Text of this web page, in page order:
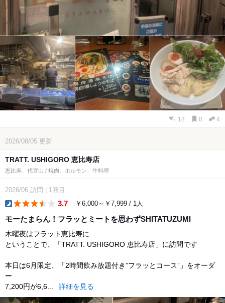
18 0 4
2026/08/05 更新
TRATT. USHIGORO 恵比寿店
恵比寿、代官山 / 焼肉、ホルモン、牛料理
2026/06 訪問 1回目
3.7 ￥6,000～￥7,999 / 1人
モーたまらん！フラッとミートを思わずSHITATUZUMI
木曜夜はフラット恵比寿に
ということで、「TRATT. USHIGORO 恵比寿店」に訪問です
本日は6月限定、「2時間飲み放題付き”フラッとコース”」をオーダ
ー
7,200円が6,6...
詳細を見る